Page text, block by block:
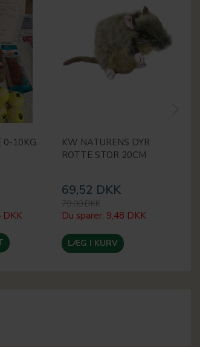
0-10KG
DKK
KW NATURENS DYR
ROTTE STOR 20CM
69,52 DKK
79,00 DKK
Du sparer: 9,48 DKK
LÆG I KURV